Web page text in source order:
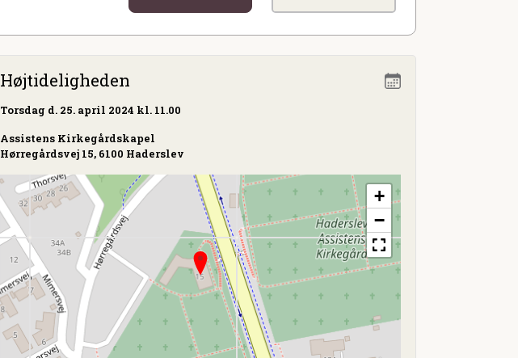
Højtideligheden
Torsdag d. 25. april 2024 kl. 11.00
Assistens Kirkegårdskapel
Hørregårdsvej 15, 6100 Haderslev
+
−